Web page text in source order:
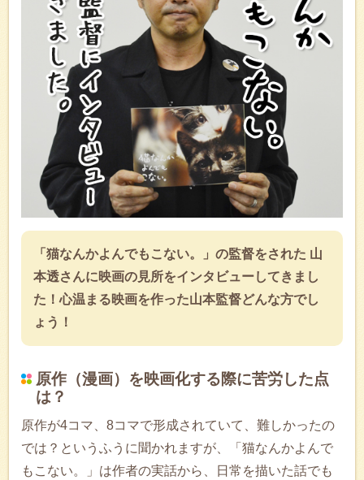
「猫なんかよんでもこな
のインタビューしました✧
「猫なんかよんでもこない。」の監督をされた 山
本透さんに映画の見所をインタビューしてきまし
た！心温まる映画を作った山本監督どんな方でし
ょう！
原作（漫画）を映画化する際に苦労した点
は？
原作が4コマ、8コマで形成されていて、難しかったの
では？というふうに聞かれますが、「猫なんかよんで
もこない。」は作者の実話から、日常を描いた話でも